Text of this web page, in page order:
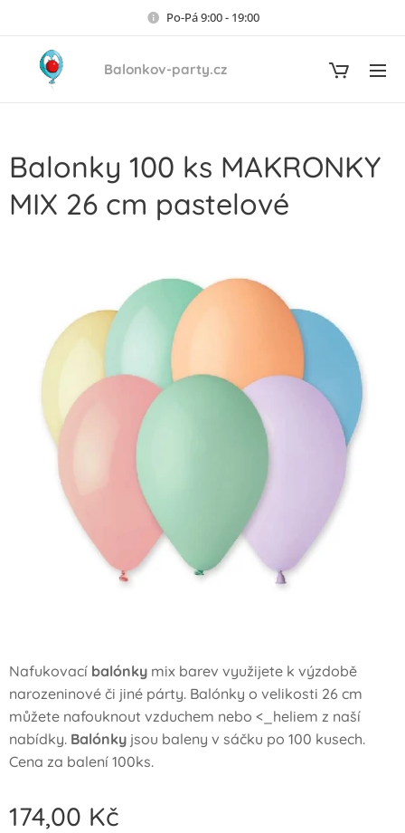
Po-Pá 9:00 - 19:00
Balonkov-party.cz
Balonky 100 ks MAKRONKY
MIX 26 cm pastelové
Nafukovací ba­lónky mix barev využijete k výzdobě
naro­zeninové či jiné párty. Balónky o velikosti 26 cm
můžete nafouknout vzduchem nebo <_heliem z na­ší
nabídky. Balón­ky jsou baleny v sáčku po 100 kusech.
Cena za balení 100ks.
174,00 Kč